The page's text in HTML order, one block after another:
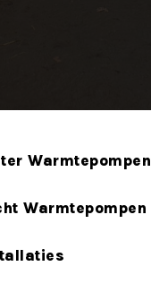
Warmtepompen
Warmtepompen